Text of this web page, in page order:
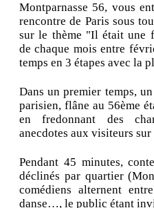
Montparnasse 56, vous
rencontre de Paris sous
sur le thème "Il était une
de chaque mois entre
temps en 3 étapes avec la
Dans un premier temps,
parisien, flâne au 56ème
en fredonnant des
anecdotes aux visiteurs
Pendant 45 minutes,
déclinés par quartier
comédiens alternent
danse…, le public étant